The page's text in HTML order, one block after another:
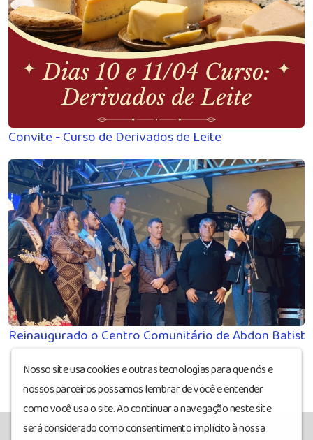
Convite - Curso de Derivados de Leite
Reinaugurado o Centro Comunitário de Abdon Batista
Nosso site usa cookies e outras tecnologias para que nós e
nossos parceiros possamos lembrar de você e entender
como você usa o site. Ao continuar a navegação neste site
será considerado como consentimento implícito à nossa